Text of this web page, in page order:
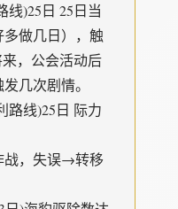
线)25日 25日当
做几日），触
，公会活动后
几次剧情。
路线)25日 际力
战，失误→转移